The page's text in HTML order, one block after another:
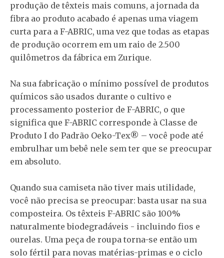
produção de têxteis mais comuns, a jornada da
fibra ao produto acabado é apenas uma viagem
curta para a F-ABRIC, uma vez que todas as etapas
de produção ocorrem em um raio de 2.500
quilômetros da fábrica em Zurique.
Na sua fabricação o mínimo possível de produtos
químicos são usados ​​durante o cultivo e
processamento posterior de F-ABRIC, o que
significa que F-ABRIC corresponde à Classe de
Produto I do Padrão Oeko-Tex® – você pode até
embrulhar um bebê nele sem ter que se preocupar
em absoluto.
Quando sua camiseta não tiver mais utilidade,
você não precisa se preocupar: basta usar na sua
composteira. Os têxteis F-ABRIC são 100%
naturalmente biodegradáveis ​​- incluindo fios e
ourelas. Uma peça de roupa torna-se então um
solo fértil para novas matérias-primas e o ciclo